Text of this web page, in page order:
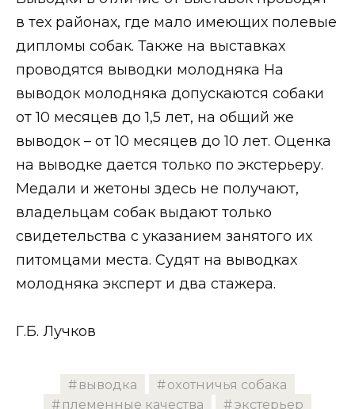
в тех районах, где мало имеющих полевые
дипломы собак. Также на выставках
проводятся выводки молодняка На
выводок молодняка допускаются собаки
от 10 месяцев до 1,5 лет, на общий же
выводок – от 10 месяцев до 10 лет. Оценка
на выводке дается только по экстерьеру.
Медали и жетоны здесь не получают,
владельцам собак выдают только
свидетельства с указанием занятого их
питомцами места. Судят на выводках
молодняка эксперт и два стажера.
Г.Б. Лучков
выводка
охотничья собака
племенные качества
экстерьер